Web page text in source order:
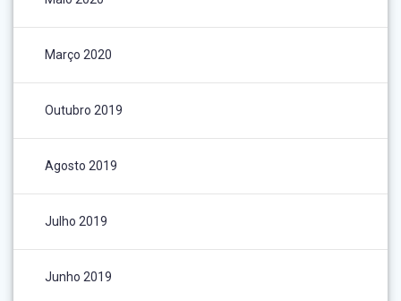
Março 2020
Outubro 2019
Agosto 2019
Julho 2019
Junho 2019